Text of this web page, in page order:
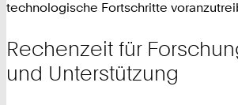
technologische Fortschritte
Rechenzeit für
und Unterstützung